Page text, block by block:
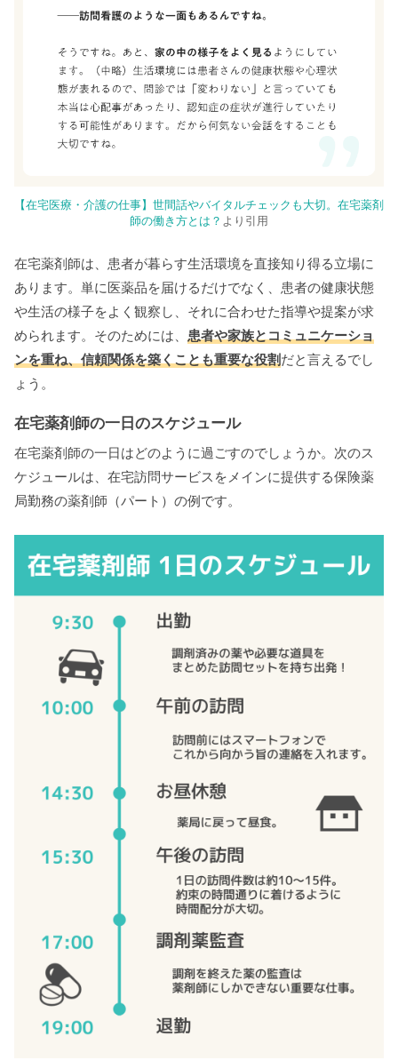
【在宅医療・介護の仕事】世間話やバイタルチェックも大切。在宅薬剤
師の働き方とは？ より引用
在宅薬剤師は、患者が暮らす生活環境を直接知り得る立場に
あります。単に医薬品を届けるだけでなく、患者の健康状態
や生活の様子をよく観察し、それに合わせた指導や提案が求
められます。そのためには、 患者や家族とコミュニケーショ
ンを重ね、信頼関係を築くことも重要な役割だと言えるでし
ょう。
在宅薬剤師の一日のスケジュール
在宅薬剤師の一日はどのように過ごすのでしょうか。次のス
ケジュールは、在宅訪問サービスをメインに提供する保険薬
局勤務の薬剤師（パート）の例です。